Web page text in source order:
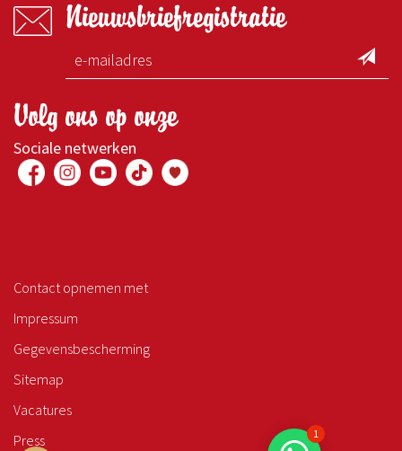
Nieuwsbriefregistratie
Volg ons op onze
Sociale netwerken
Contact opnemen met
Impressum
Gegevensbescherming
Sitemap
Vacatures
Press
1